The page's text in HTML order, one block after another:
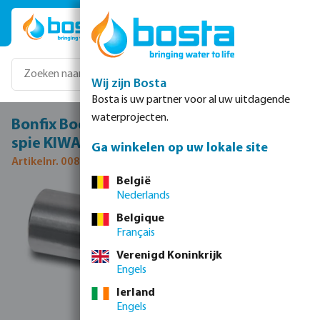
Ga naar de hoofdinhoud
Bonfix Bocht 45° RVS 316L 35 mm pers x
spie KIWA
Artikelnr. 0085133
Afbeeldingengalerij overslaan
Wij zijn Bosta
Bosta is uw partner voor al uw uitdagende
waterprojecten.
Ga winkelen op uw lokale site
België
Nederlands
Belgique
Français
Verenigd Koninkrijk
Engels
Ierland
Engels